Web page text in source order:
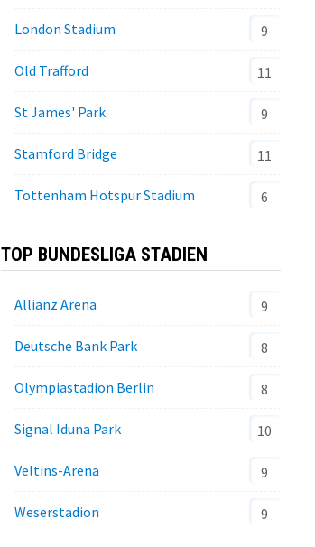
London Stadium 9
Old Trafford 11
St James' Park 9
Stamford Bridge 11
Tottenham Hotspur Stadium 6
TOP BUNDESLIGA STADIEN
Allianz Arena 9
Deutsche Bank Park 8
Olympiastadion Berlin 8
Signal Iduna Park 10
Veltins-Arena 9
Weserstadion 9